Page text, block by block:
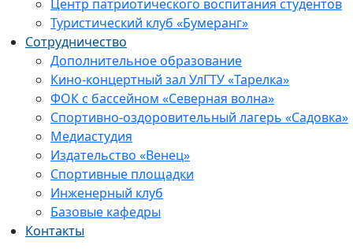
Центр патриотического воспитания студентов
Туристический клуб «Бумеранг»
Сотрудничество
Дополнительное образование
Кино-концертный зал УлГТУ «Тарелка»
ФОК с бассейном «Северная волна»
Спортивно-оздоровительный лагерь «Садовка»
Медиастудия
Издательство «Венец»
Спортивные площадки
Инженерный клуб
Базовые кафедры
Контакты